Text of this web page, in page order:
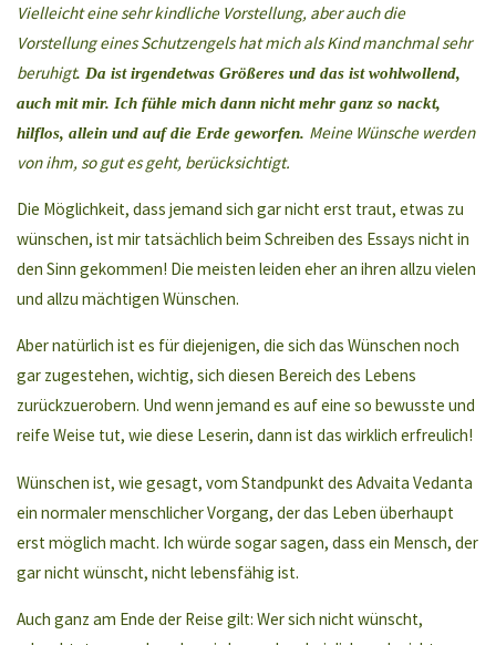
Vielleicht eine sehr kindliche Vorstellung, aberauch die
Vorstellung eines Schutzengels hat mich als Kind manchmal sehr
beruhigt. Da ist irgendetwas Größeres und das ist wohlwollend,
auch mit mir. Ich fühle mich dann nicht mehr ganz so nackt,
hilflos, allein und auf die Erde geworfen. Meine Wünsche werden
von ihm, so gut es geht, berücksichtigt.
Die Möglichkeit, dass jemand sich gar nicht erst traut, etwas zu
wünschen, ist mir tatsächlich beim Schreiben des Essays nicht in
den Sinn gekommen! Die meisten leiden eher an ihren allzu vielen
und allzu mächtigen Wünschen.
Aber natürlich ist es für diejenigen, die sich das Wünschen noch
gar zugestehen, wichtig, sich diesen Bereich des Lebens
zurückzuerobern. Und wenn jemand es auf eine so bewusste und
reife Weise tut, wie diese Leserin, dann ist das wirklich erfreulich!
Wünschen ist, wie gesagt, vom Standpunkt des Advaita Vedanta
ein normaler menschlicher Vorgang, der das Leben überhaupt
erst möglich macht. Ich würde sogar sagen, dass ein Mensch, der
gar nicht wünscht, nicht lebensfähig ist.
Auch ganz am Ende der Reise gilt: Wer sich nicht wünscht,